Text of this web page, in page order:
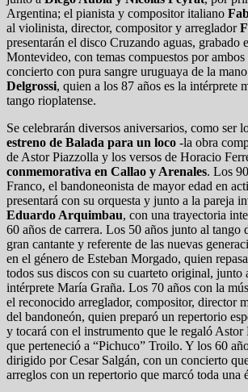
Argentina; el pianista y compositor italiano
al violinista, director, compositor y arreglador
presentarán el disco Cruzando aguas, grabado
Montevideo, con temas compuestos por
concierto con pura sangre uruguaya de la
Delgrossi, quien a los 87 años es la intérprete
tango rioplatense.
Se celebrarán diversos aniversarios, como ser
estreno de Balada para un loco -la obra
de Astor Piazzolla y los versos de Horacio
conmemorativa en Callao y Arenales. Los
Franco, el bandoneonista de mayor edad en
presentará con su orquesta y junto a la pareja
Eduardo Arquimbau, con una trayectoria
60 años de carrera. Los 50 años junto al tango
gran cantante y referente de las nuevas
en el género de Esteban Morgado, quien
todos sus discos con su cuarteto original, junto
intérprete María Graña. Los 70 años con la
el reconocido arreglador, compositor, director
del bandoneón, quien preparó un repertorio
y tocará con el instrumento que le regaló Astor
que perteneció a “Pichuco” Troilo. Y los 60
dirigido por Cesar Salgán, con un concierto
arreglos con un repertorio que marcó toda una